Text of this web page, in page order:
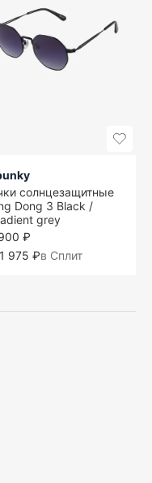
солнцезащитные
Dong 3 Black /
grey
₽
1 975 ₽в Сплит